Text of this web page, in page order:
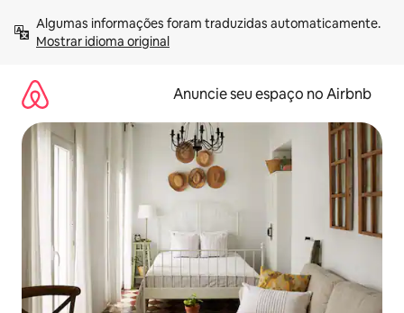
para
Mostrar idioma original
Anuncie seu espaço no Airbnb